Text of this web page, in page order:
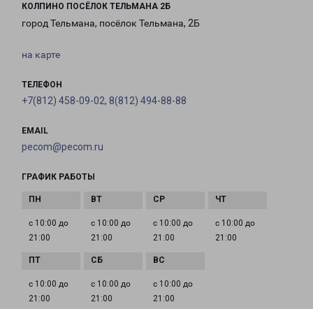
КОЛПИНО ПОСЁЛОК ТЕЛЬМАНА 2Б
город Тельмана, посёлок Тельмана, 2Б
на карте
ТЕЛЕФОН
+7(812) 458-09-02, 8(812) 494-88-88
EMAIL
pecom@pecom.ru
ГРАФИК РАБОТЫ
с 10:00 до
21:00
с 10:00 до
21:00
с 10:00 до
21:00
с 10:00 до
21:00
с 10:00 до
21:00
с 10:00 до
21:00
с 10:00 до
21:00